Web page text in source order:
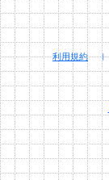
利用規約 |